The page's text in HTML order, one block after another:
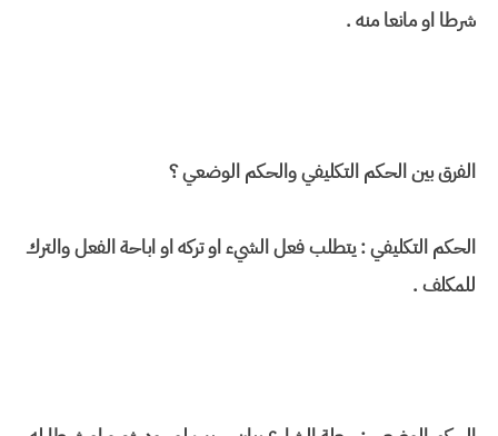
شرطا او مانعا منه .
الفرق بين الحكم التكليفي والحكم الوضعي ؟
الحكم التكليفي : يتطلب فعل الشيء او تركه او اباحة الفعل والترك
للمكلف .